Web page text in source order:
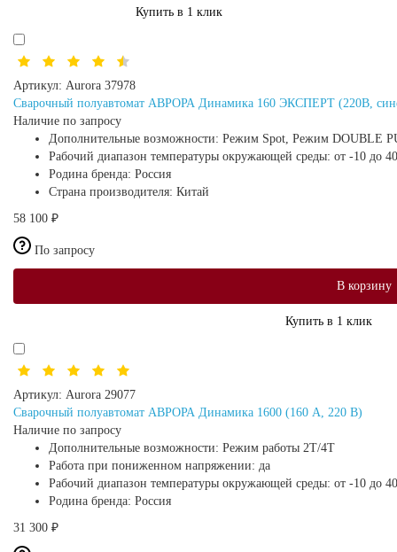
Купить в 1 клик
Артикул: Aurora 37978
Сварочный полуавтомат АВРОРА Динамика 160 ЭКСПЕРТ (220В,
Наличие по запросу
Дополнительные возможности: Режим Spot, Режим DOUBLE
Рабочий диапазон температуры окружающей среды: от -10 до
Родина бренда: Россия
Страна производителя: Китай
58 100 ₽
По запросу
В корзину
Купить в 1 клик
Артикул: Aurora 29077
Сварочный полуавтомат АВРОРА Динамика 1600 (160 А, 220 В)
Наличие по запросу
Дополнительные возможности: Режим работы 2Т/4Т
Работа при пониженном напряжении: да
Рабочий диапазон температуры окружающей среды: от -10 до
Родина бренда: Россия
31 300 ₽